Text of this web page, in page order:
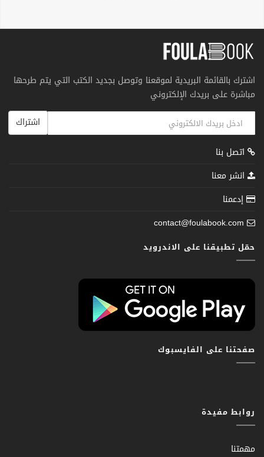
اشترك بالقائمة البريدية لموقعنا وتوصل بجديد الكتب التي يتم طرحها
مباشرة على بريدك الإلكتروني
اشتراك
اتصل بنا
انشر معنا
إدعمنا
contact@foulabook.com
حمّل تطبيقنا على الاندرويد
صفحتنا على الفايسبوك
روابط مفيدة
مهمتنا